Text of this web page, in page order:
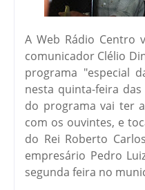
A Web Rádio Centro
comunicador Clélio
programa "especial
nesta quinta-feira
do programa vai ter
com os ouvintes, e
do Rei Roberto
empresário Pedro
segunda feira no